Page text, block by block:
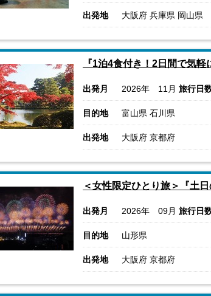
出発地 大阪府 兵庫県 岡山県
『1泊4食付き！2日間で気
出発月 2026年 11月 旅行日
目的地 富山県 石川県
出発地 大阪府 京都府
＜女性限定ひとり旅＞『土
出発月 2026年 09月 旅行日
目的地 山形県
出発地 大阪府 京都府